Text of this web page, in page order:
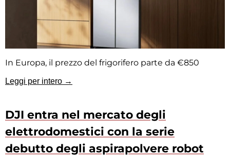
In Europa, il prezzo del frigorifero parte da €850
Leggi per intero →
DJI entra nel mercato degli
elettrodomestici con la serie
debutto degli aspirapolvere robot